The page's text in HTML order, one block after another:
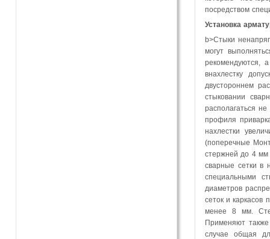
посредством
Установка
b>Стыки
могут
рекомендуются,
внахлестку
двустороннем
стыковании
располагаться
профиля
нахлестки
(поперечные
стержней до 4
сварные сетки в
специальными
диаметров
сеток и каркасов
менее 8 мм.
Применяют
случае общая